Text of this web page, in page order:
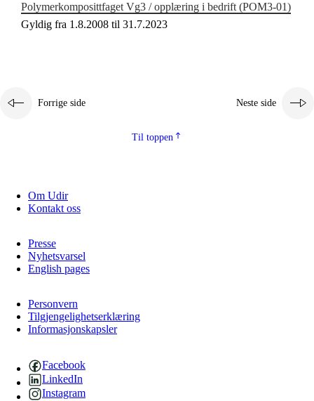
Polymerkomposittfaget Vg3 / opplæring i bedrift (POM3‑01)
Gyldig fra 1.8.2008 til 31.7.2023
Forrige side Neste side
Til toppen
Om Udir
Kontakt oss
Presse
Nyhetsvarsel
English pages
Personvern
Tilgjengelighetserklæring
Informasjonskapsler
Facebook
LinkedIn
Instagram